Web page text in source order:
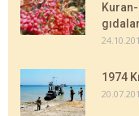
gıdalar
1974